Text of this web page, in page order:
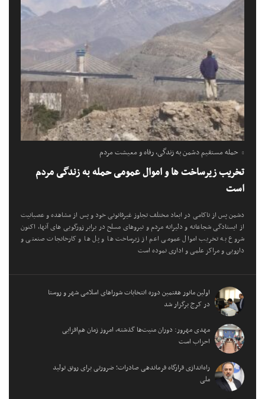
حمله مستقیم دشمن به زندگی، رفاه و معیشت مردم
تخریب زیرساخت ها و اموال عمومی حمله به زندگی مردم
است
دشمن پس از ناکامی در ابعاد مختلف تجاوز غیرقانونی خود و پس از مشاهده و عصبانیت
از ایستادگی شجاعانه و دلیرانه مردم و نیروهای مسلح در برابر زورگویی های آنها، اکنون
شروع به تخریب اموال عمومی اعم از زیرساخت ها و پل ها و کارخانجات صنعتی و
دارویی و مراکز علمی و اداری نموده است
اولین مانور هفتمین دوره انتخابات شوراهای اسلامی شهر و روستا
در کرج برگزار شد
مهدی مهرور: دوران منیت‌ها گذشته، امروز زمان هم‌افزایی
احزاب است
راه‌اندازی قرارگاه فرماندهی صادرات؛ ضرورتی برای رونق تولید
ملی